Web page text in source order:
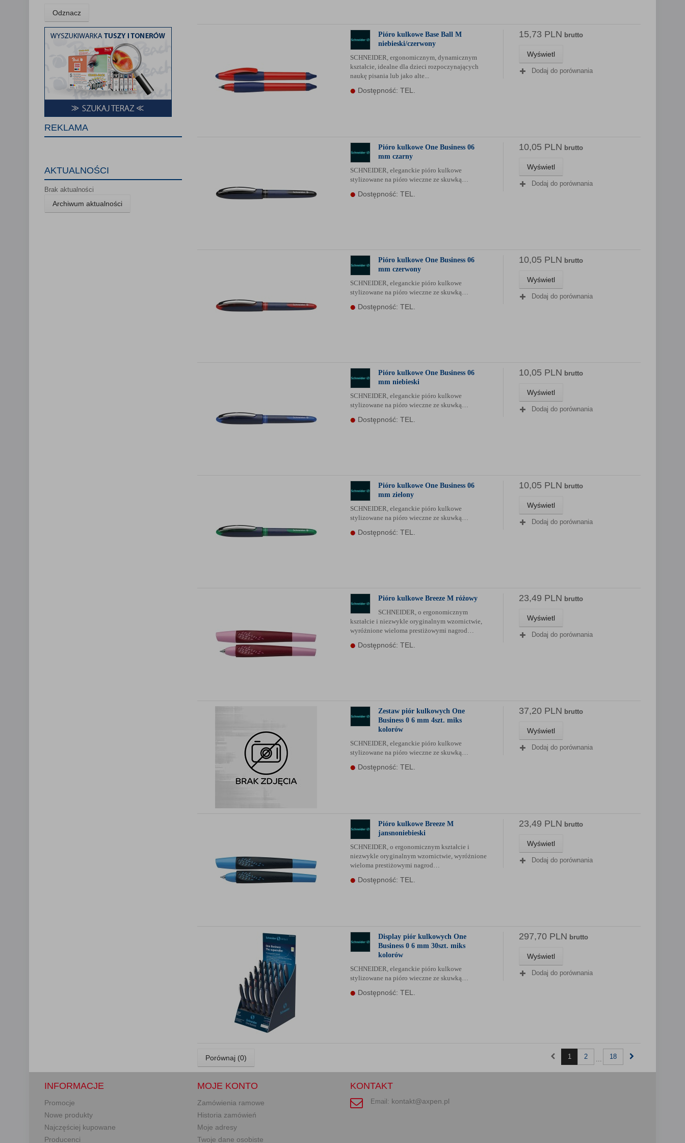
Odznacz
REKLAMA
AKTUALNOŚCI
Brak aktualności
Archiwum aktualności
Pióro kulkowe Base Ball M
niebieski/czerwony
SCHNEIDER, ergonomicznym, dynamicznym
kształcie, idealne dla dzieci rozpoczynających
naukę pisania lub jako alte...
Dostępność: TEL.
15,73 PLN brutto
Wyświetl
Dodaj do porównania
Pióro kulkowe One Business 06
mm czarny
SCHNEIDER, eleganckie pióro kulkowe
stylizowane na pióro wieczne ze skuwką…
Dostępność: TEL.
10,05 PLN brutto
Wyświetl
Dodaj do porównania
Pióro kulkowe One Business 06
mm czerwony
SCHNEIDER, eleganckie pióro kulkowe
stylizowane na pióro wieczne ze skuwką…
Dostępność: TEL.
10,05 PLN brutto
Wyświetl
Dodaj do porównania
Pióro kulkowe One Business 06
mm niebieski
SCHNEIDER, eleganckie pióro kulkowe
stylizowane na pióro wieczne ze skuwką…
Dostępność: TEL.
10,05 PLN brutto
Wyświetl
Dodaj do porównania
Pióro kulkowe One Business 06
mm zielony
SCHNEIDER, eleganckie pióro kulkowe
stylizowane na pióro wieczne ze skuwką…
Dostępność: TEL.
10,05 PLN brutto
Wyświetl
Dodaj do porównania
Pióro kulkowe Breeze M różowy
SCHNEIDER, o ergonomicznym
kształcie i niezwykle oryginalnym wzornictwie,
wyróżnione wieloma prestiżowymi nagrod…
Dostępność: TEL.
23,49 PLN brutto
Wyświetl
Dodaj do porównania
Zestaw piór kulkowych One
Business 0 6 mm 4szt. miks
kolorów
SCHNEIDER, eleganckie pióro kulkowe
stylizowane na pióro wieczne ze skuwką…
Dostępność: TEL.
37,20 PLN brutto
Wyświetl
Dodaj do porównania
Pióro kulkowe Breeze M
jansnoniebieski
SCHNEIDER, o ergonomicznym kształcie i
niezwykle oryginalnym wzornictwie, wyróżnione
wieloma prestiżowymi nagrod…
Dostępność: TEL.
23,49 PLN brutto
Wyświetl
Dodaj do porównania
Display piór kulkowych One
Business 0 6 mm 30szt. miks
kolorów
SCHNEIDER, eleganckie pióro kulkowe
stylizowane na pióro wieczne ze skuwką…
Dostępność: TEL.
297,70 PLN brutto
Wyświetl
Dodaj do porównania
Porównaj (0) 1 2 ... 18
INFORMACJE
Promocje
Nowe produkty
Najczęściej kupowane
Producenci
MOJE KONTO
Zamówienia ramowe
Historia zamówień
Moje adresy
Twoje dane osobiste
KONTAKT
Email: kontakt@axpen.pl